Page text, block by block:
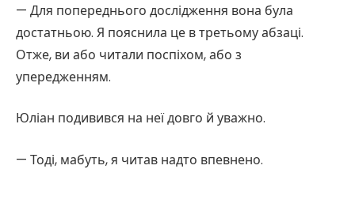
— Для попереднього дослідження вона була
достатньою. Я пояснила це в третьому абзаці.
Отже, ви або читали поспіхом, або з
упередженням.
Юліан подивився на неї довго й уважно.
— Тоді, мабуть, я читав надто впевнено.